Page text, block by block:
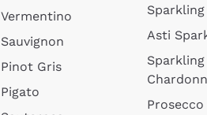
Vermentino
Sauvignon
Pinot Gris
Pigato
Asti
Sparkling
Prosecco